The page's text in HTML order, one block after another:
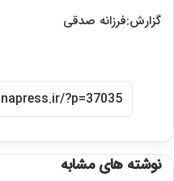
گزارش:فرزانه صدقی
نوشته های مشابه